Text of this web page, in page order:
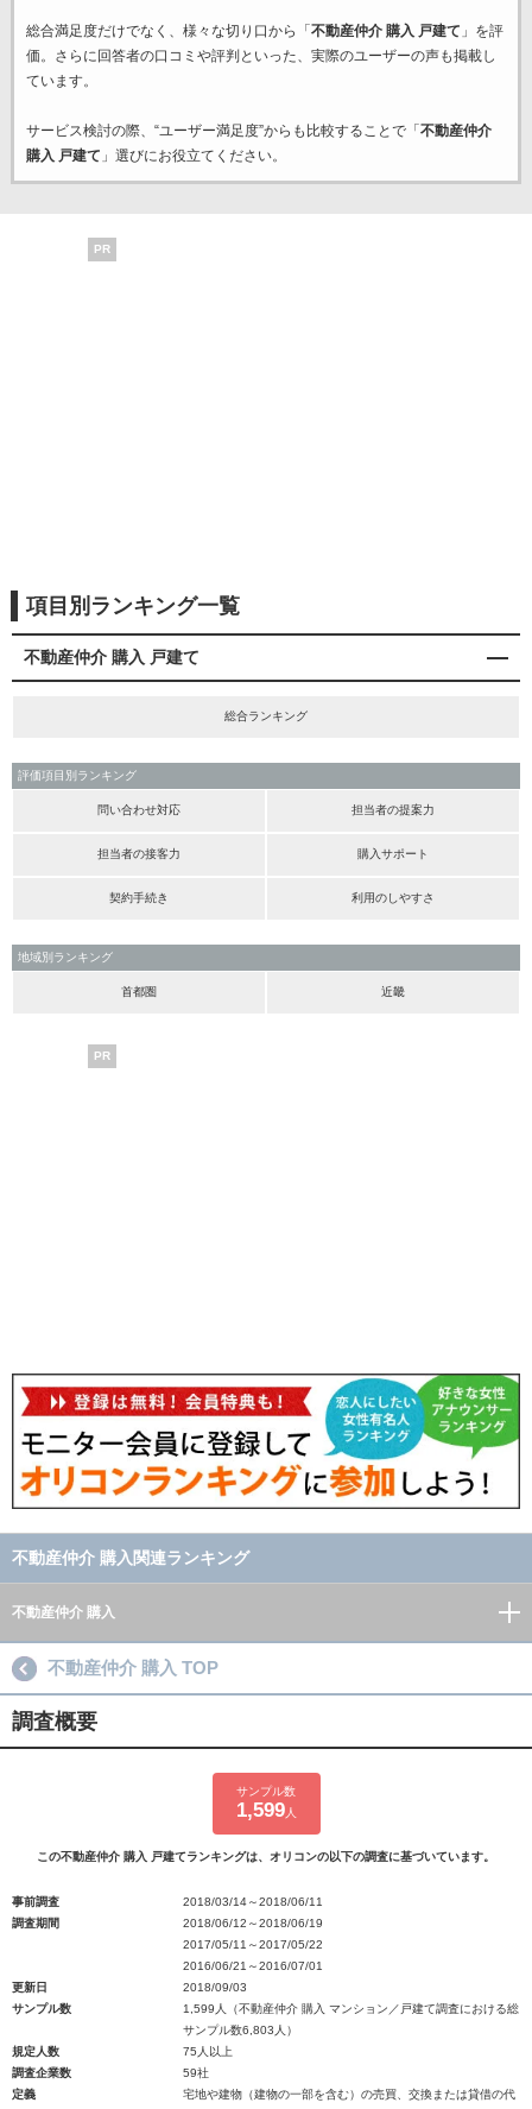
総合満足度だけでなく、様々な切り口から「 不動産仲介 購入 戸建て 」を評
価。さらに回答者の口コミや評判といった、実際のユーザーの声も掲載し
ています。
サービス検討の際、“ユーザー満足度”からも比較することで「 不動産仲介
購入 戸建て 」選びにお役立てください。
PR
項目別ランキング一覧
不動産仲介 購入 戸建て
総合ランキング
評価項目別ランキング
問い合わせ対応 担当者の提案力
担当者の接客力 購入サポート
契約手続き 利用のしやすさ
地域別ランキング
首都圏 近畿
PR
不動産仲介 購入関連ランキング
不動産仲介 購入
不動産仲介 購入 TOP
調査概要
サンプル数
1,599人
この不動産仲介 購入 戸建てランキングは、オリコンの以下の調査に基づいています。
事前調査
2018/03/14～2018/06/11
調査期間
2018/06/12～2018/06/19
2017/05/11～2017/05/22
2016/06/21～2016/07/01
更新日
2018/09/03
サンプル数
1,599人（不動産仲介 購入 マンション／戸建て調査における総
サンプル数6,803人）
規定人数
75人以上
調査企業数
59社
定義
宅地や建物（建物の一部を含む）の売買、交換または貸借の代